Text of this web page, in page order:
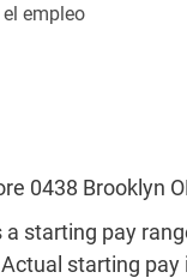
empleo
0438 Brooklyn
starting pay
starting